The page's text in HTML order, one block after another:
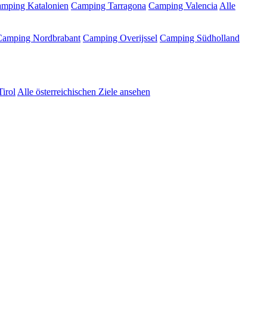
Katalonien Camping Tarragona Camping Valencia Alle
Nordbrabant Camping Overijssel Camping Südholland
Alle österreichischen Ziele ansehen